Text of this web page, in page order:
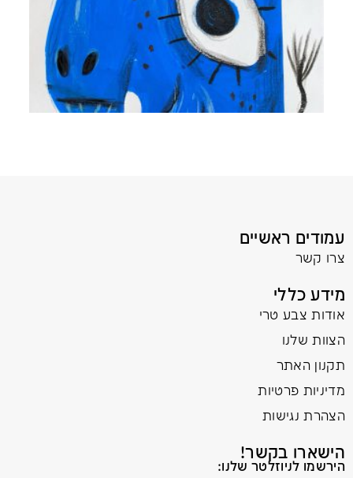
עמודים ראשיים
צרו קשר
מידע כללי
אודות צבע טרי
הצוות שלנו
תקנון האתר
מדיניות פרטיות
הצהרת נגישות
הישארו בקשר!
הירשמו לניוזלטר שלנו: